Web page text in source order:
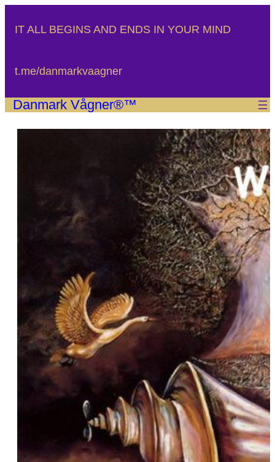
IT ALL BEGINS AND ENDS IN YOUR MIND
t.me/danmarkvaagner
Danmark Vågner®™